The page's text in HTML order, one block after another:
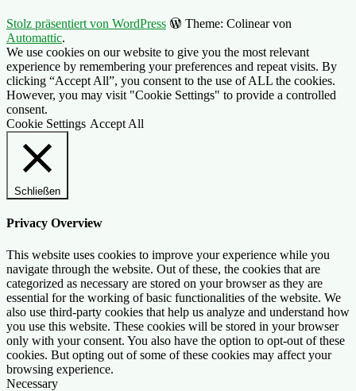
Stolz präsentiert von WordPress
Theme: Colinear von
Automattic.
We use cookies on our website to give you the most relevant
experience by remembering your preferences and repeat visits. By
clicking “Accept All”, you consent to the use of ALL the cookies.
However, you may visit "Cookie Settings" to provide a controlled
consent.
Cookie Settings Accept All
Schließen
Privacy Overview
This website uses cookies to improve your experience while you
navigate through the website. Out of these, the cookies that are
categorized as necessary are stored on your browser as they are
essential for the working of basic functionalities of the website. We
also use third-party cookies that help us analyze and understand how
you use this website. These cookies will be stored in your browser
only with your consent. You also have the option to opt-out of these
cookies. But opting out of some of these cookies may affect your
browsing experience.
Necessary